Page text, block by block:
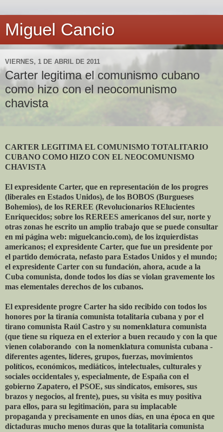
Miguel Cancio
VIERNES, 1 DE ABRIL DE 2011
Carter legitima el comunismo cubano
como hizo con el neocomunismo
chavista
CARTER LEGITIMA EL COMUNISMO TOTALITARIO
CUBANO COMO HIZO CON EL NEOCOMUNISMO
CHAVISTA
El expresidente Carter, que en representación de los progres
(liberales en Estados Unidos), de los BOBOS (Burgueses
Bohemios), de los REREE (Revolucionarios RElucientes
Enriquecidos; sobre los REREES americanos del sur, norte y
otras zonas he escrito un amplio trabajo que se puede consultar
en mi página web: miguelcancio.com), de los izquierdistas
americanos; el expresidente Carter, que fue un presidente por
el partido demócrata, nefasto para Estados Unidos y el mundo;
el expresidente Carter con su fundación, ahora, acude a la
Cuba comunista, donde todos los días se violan gravemente los
mas elementales derechos de los cubanos.
El expresidente progre Carter ha sido recibido con todos los
honores por la tiranía comunista totalitaria cubana y por el
tirano comunista Raúl Castro y su nomenklatura comunista
(que tiene su riqueza en el exterior a buen recaudo y con la que
vienen colaborando ­ con la nomenklatura comunista cubana -
diferentes agentes, líderes, grupos, fuerzas, movimientos
políticos, económicos, mediáticos, intelectuales, culturales y
sociales occidentales y, especialmente, de España con el
gobierno Zapatero, el PSOE, sus sindicatos, emisores, sus
brazos y negocios, al frente), pues, su visita es muy positiva
para ellos, para su legitimación, para su implacable
propaganda y precisamente en unos días, en una época en que
dictaduras mucho menos duras que la totalitaria comunista